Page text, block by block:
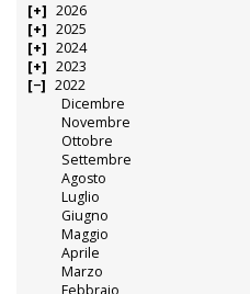
2026
2025
2024
2023
2022
Dicembre
Novembre
Ottobre
Settembre
Agosto
Luglio
Giugno
Maggio
Aprile
Marzo
Febbraio